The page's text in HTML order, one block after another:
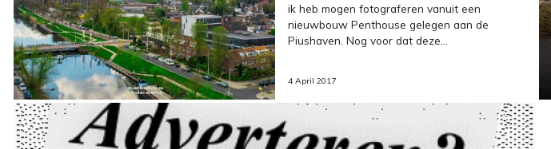
ik heb mogen fotograferen vanuit een
nieuwbouw Penthouse gelegen aan de
Piushaven. Nog voor dat deze...
4 April 2017